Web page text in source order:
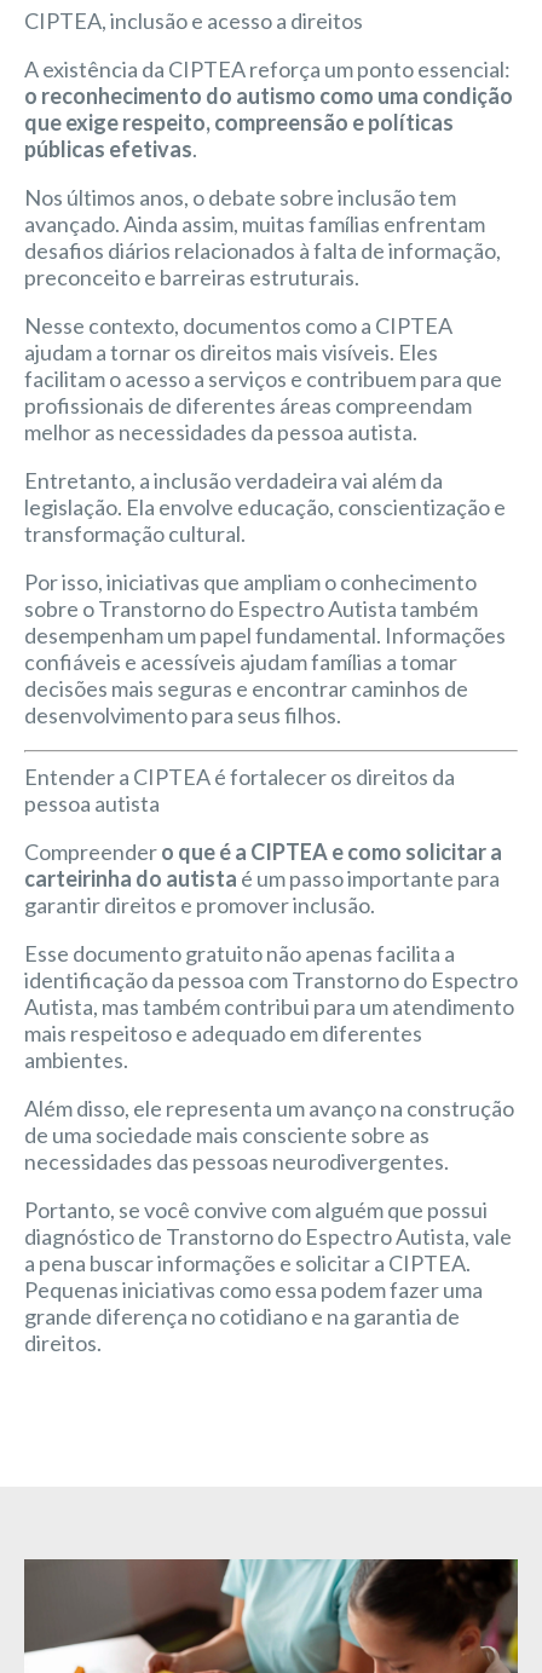
CIPTEA, inclusão e acesso a direitos
A existência da CIPTEA reforça um ponto essencial:
o reconhecimento do autismo como uma condição
que exige respeito, compreensão e políticas
públicas efetivas.
Nos últimos anos, o debate sobre inclusão tem
avançado. Ainda assim, muitas famílias enfrentam
desafios diários relacionados à falta de informação,
preconceito e barreiras estruturais.
Nesse contexto, documentos como a CIPTEA
ajudam a tornar os direitos mais visíveis. Eles
facilitam o acesso a serviços e contribuem para que
profissionais de diferentes áreas compreendam
melhor as necessidades da pessoa autista.
Entretanto, a inclusão verdadeira vai além da
legislação. Ela envolve educação, conscientização e
transformação cultural.
Por isso, iniciativas que ampliam o conhecimento
sobre o Transtorno do Espectro Autista também
desempenham um papel fundamental. Informações
confiáveis e acessíveis ajudam famílias a tomar
decisões mais seguras e encontrar caminhos de
desenvolvimento para seus filhos.
Entender a CIPTEA é fortalecer os direitos da
pessoa autista
Compreendero que é a CIPTEA e como solicitar a
carteirinha do autista é um passo importante para
garantir direitos e promover inclusão.
Esse documento gratuito não apenas facilita a
identificação da pessoa com Transtorno do Espectro
Autista, mas também contribui para um atendimento
mais respeitoso e adequado em diferentes
ambientes.
Além disso, ele representa um avanço na construção
de uma sociedade mais consciente sobre as
necessidades das pessoas neurodivergentes.
Portanto, se você convive com alguém que possui
diagnóstico de Transtorno do Espectro Autista, vale
a pena buscar informações e solicitar a CIPTEA.
Pequenas iniciativas como essa podem fazer uma
grande diferença no cotidiano e na garantia de
direitos.